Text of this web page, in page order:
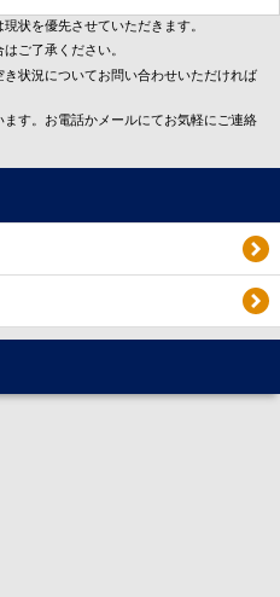
状を優先させていただきます。
ご了承ください。
状況についてお問い合わせいただければ
す。お電話かメールにてお気軽にご連絡